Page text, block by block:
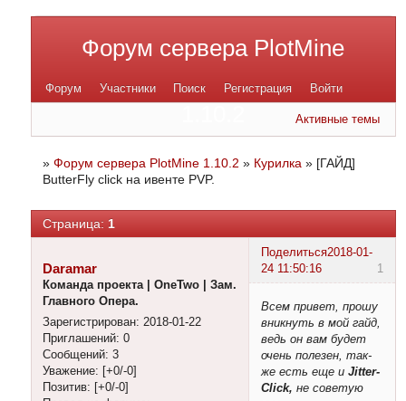
Форум сервера PlotMine
Форум Участники Поиск Регистрация Войти
Активные темы
»Форум сервера PlotMine 1.10.2 » Курилка » [ГАЙД]
ButterFly click на ивенте PVP.
Страница: 1
Поделиться
1
2018-01-
24 11:50:16
Daramar
Команда проекта | OneTwo | Зам.
Главного Опера.
Зарегистрирован: 2018-01-22
Приглашений: 0
Сообщений: 3
Уважение: [+0/-0]
Позитив: [+0/-0]
Всем привет, прошу
вникнуть в мой гайд,
ведь он вам будет
очень полезен, так-
же есть еще и Jitter-
Click, не советую